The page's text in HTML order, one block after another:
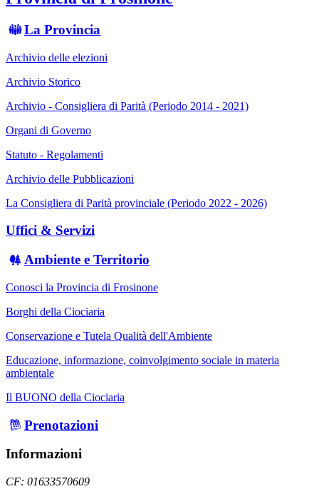
La Provincia
Archivio delle elezioni
Archivio Storico
Archivio - Consigliera di Parità (Periodo 2014 - 2021)
Organi di Governo
Statuto - Regolamenti
Archivio delle Pubblicazioni
La Consigliera di Parità provinciale (Periodo 2022 - 2026)
Uffici & Servizi
Ambiente e Territorio
Conosci la Provincia di Frosinone
Borghi della Ciociaria
Conservazione e Tutela Qualità dell'Ambiente
Educazione, informazione, coinvolgimento sociale in materia
ambientale
Il BUONO della Ciociaria
Prenotazioni
Informazioni
CF: 01633570609